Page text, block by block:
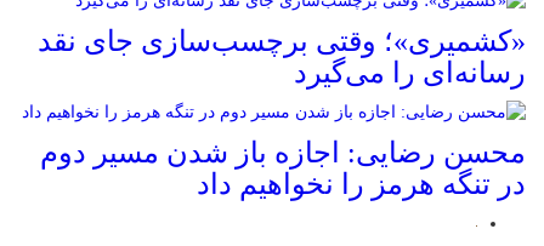
«کشمیری»؛ وقتی برچسب‌سازی جای نقد
رسانه‌ای را می‌گیرد
محسن رضایی: اجازه باز شدن مسیر دوم
در تنگه هرمز را نخواهیم داد